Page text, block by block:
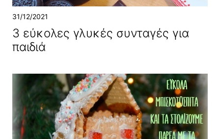
31/12/2021
3 εύκολες γλυκές συνταγές για
παιδιά